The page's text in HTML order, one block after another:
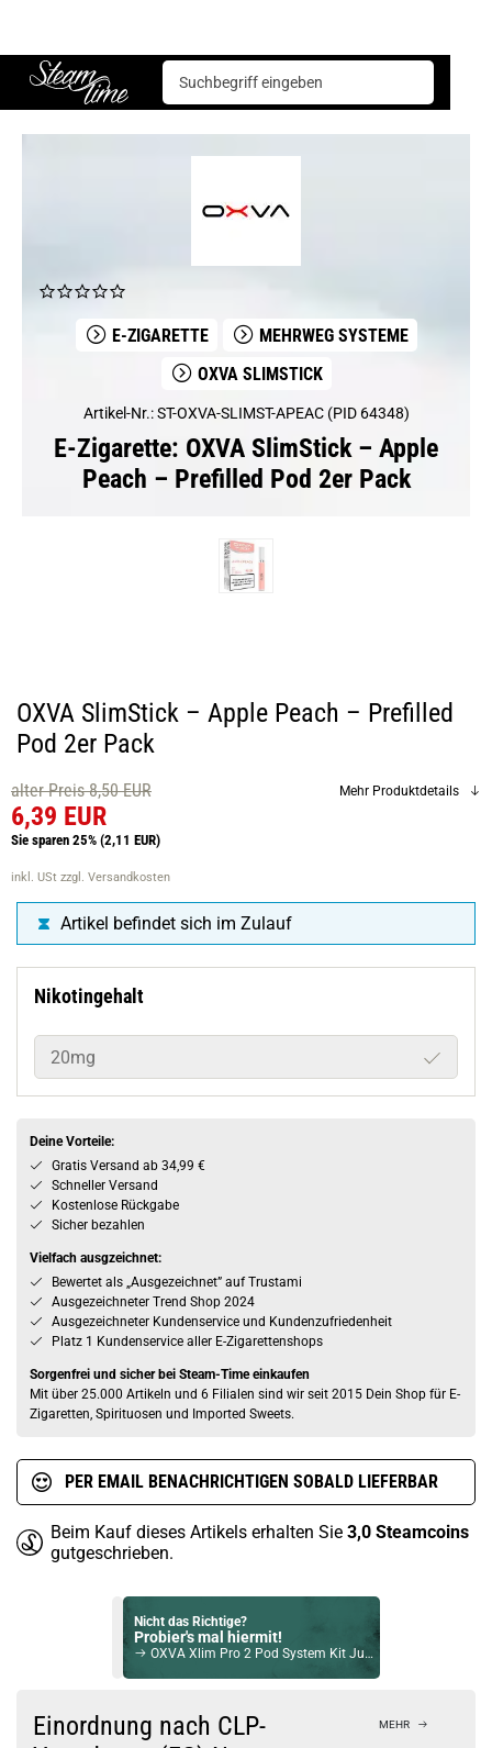
Steam time
E-Zigarette Mehrweg Systeme
OXVA Slimstick
OXVA SlimStick – Apple Peach – Prefilled Pod 2er Pack
E-ZIGARETTE
MEHRWEG SYSTEME
OXVA SLIMSTICK
Artikel-Nr.: ST-OXVA-SLIMST-APEAC (PID 64348)
E-Zigarette: OXVA SlimStick – Apple
Peach – Prefilled Pod 2er Pack
OXVA SlimStick – Apple Peach – Prefilled
Pod 2er Pack
alter Preis 8,50 EUR
6,39 EUR
Sie sparen 25% (2,11 EUR)
inkl. USt zzgl. Versandkosten
Mehr Produktdetails
Artikel befindet sich im Zulauf
Nikotingehalt
20mg
Deine Vorteile:
Gratis Versand ab 34,99 €
Schneller Versand
Kostenlose Rückgabe
Sicher bezahlen
Vielfach ausgzeichnet:
Bewertet als „Ausgezeichnet” auf Trustami
Ausgezeichneter Trend Shop 2024
Ausgezeichneter Kundenservice und Kundenzufriedenheit
Platz 1 Kundenservice aller E-Zigarettenshops
Sorgenfrei und sicher bei Steam-Time einkaufen
Mit über 25.000 Artikeln und 6 Filialen sind wir seit 2015 Dein Shop für E-
Zigaretten, Spirituosen und Imported Sweets.
PER EMAIL BENACHRICHTIGEN SOBALD LIEFERBAR
Beim Kauf dieses Artikels erhalten Sie 3,0 Steamcoins
gutgeschrieben.
Nicht das Richtige?
Probier's mal hiermit!
OXVA Xlim Pro 2 Pod System Kit Jungle Green
Check das mal!
Vaptio Cosmo 2 2ml Verdampfer Tank Rose Gold
Einordnung nach CLP-
MEHR